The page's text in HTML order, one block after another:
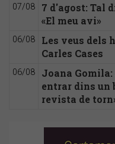
07/08
7 d'agost: Tal
«El meu avi»
06/08
Les veus dels
Carles Cases
06/08
Joana Gomila:
entrar dins un
revista de